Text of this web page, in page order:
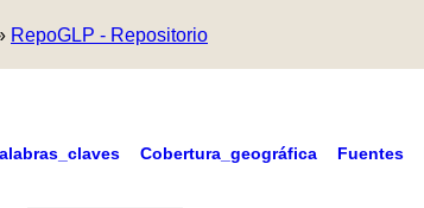
RepoGLP - Repositorio
Cobertura_geográfica Fuentes